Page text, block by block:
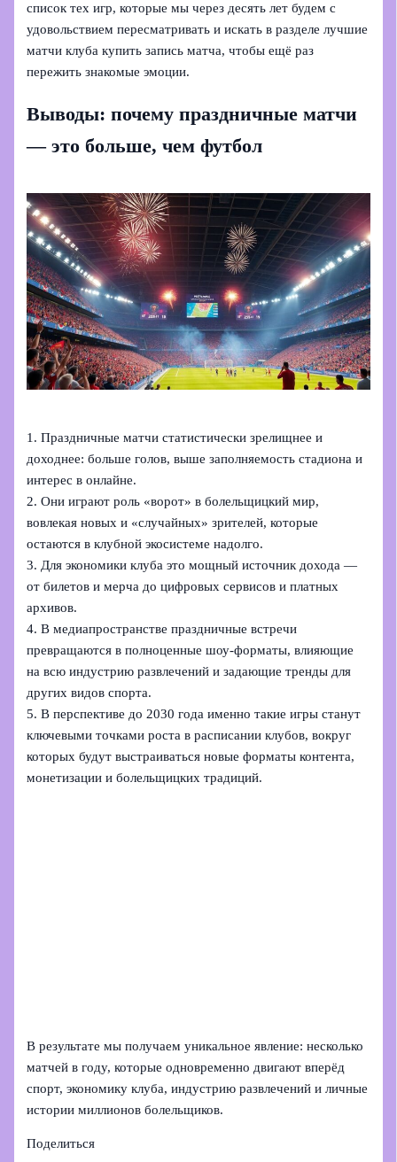
список тех игр, которые мы через десять лет будем с
удовольствием пересматривать и искать в разделе лучшие
матчи клуба купить запись матча, чтобы ещё раз
пережить знакомые эмоции.
Выводы: почему праздничные матчи
— это больше, чем футбол
1. Праздничные матчи статистически зрелищнее и
доходнее: больше голов, выше заполняемость стадиона и
интерес в онлайне.
2. Они играют роль «ворот» в болельщицкий мир,
вовлекая новых и «случайных» зрителей, которые
остаются в клубной экосистеме надолго.
3. Для экономики клуба это мощный источник дохода —
от билетов и мерча до цифровых сервисов и платных
архивов.
4. В медиапространстве праздничные встречи
превращаются в полноценные шоу‑форматы, влияющие
на всю индустрию развлечений и задающие тренды для
других видов спорта.
5. В перспективе до 2030 года именно такие игры станут
ключевыми точками роста в расписании клубов, вокруг
которых будут выстраиваться новые форматы контента,
монетизации и болельщицких традиций.
В результате мы получаем уникальное явление: несколько
матчей в году, которые одновременно двигают вперёд
спорт, экономику клуба, индустрию развлечений и личные
истории миллионов болельщиков.
Поделиться